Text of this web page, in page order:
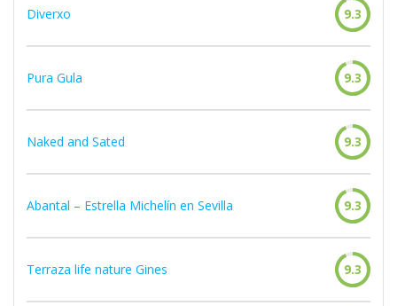
Diverxo 9.3
Pura Gula 9.3
Naked and Sated 9.3
Abantal – Estrella Michelín en Sevilla 9.3
Terraza life nature Gines 9.3